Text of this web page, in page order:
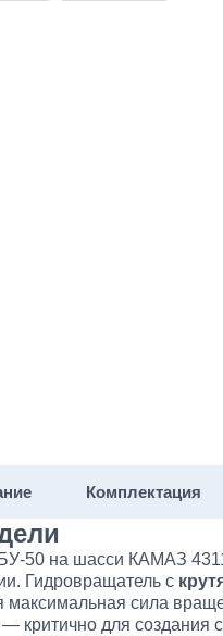
Комплектация
50 на шасси КАМАЗ
Гидровращатель с
максимальная сила
критично для